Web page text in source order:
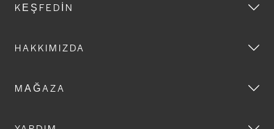
KEŞFEDIN
HAKKIMIZDA
MAĞAZA